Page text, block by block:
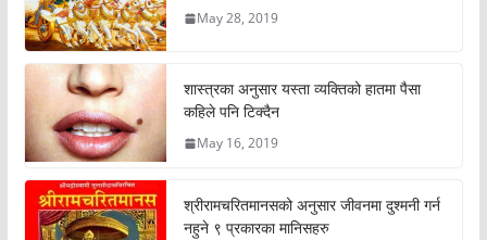
May 28, 2019
शास्त्रका अनुसार यस्ता व्यक्तिको हातमा पैसा
कहिले पनि टिक्दैन
May 16, 2019
श्रीरामचरितमानसको अनुसार जीवनमा दुश्मनी गर्न
नहुने ९ प्रकारका मानिसहरु